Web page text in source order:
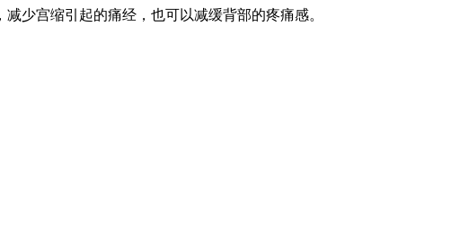
少宫缩引起的痛经，也可以减缓背部的疼痛感。